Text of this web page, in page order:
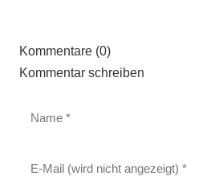
Kommentare (0)
Kommentar schreiben